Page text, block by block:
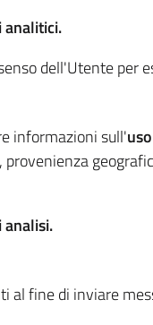
analitici.
dell'Utente per
informazioni sull'
al fine di inviare